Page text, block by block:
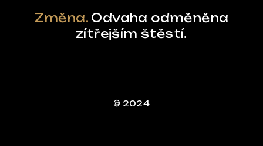
Změna. Odvaha odměněna
zítřejším štěstí.
© 2024